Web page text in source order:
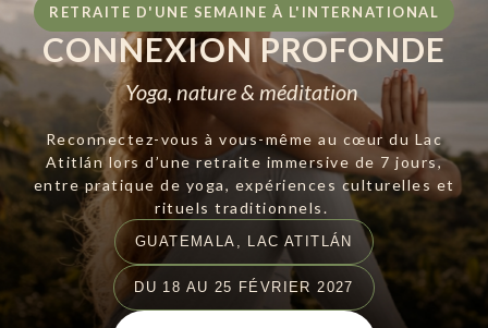
RETRAITE D'UNE SEMAINE À L'INTERNATIONAL
CONNEXION PROFONDE
Yoga, nature & méditation
Reconnectez-vous à vous-même au cœur du Lac
Atitlán lors d’une retraite immersive de 7 jours,
entre pratique de yoga, expériences culturelles et
rituels traditionnels.
GUATEMALA, LAC ATITLÁN
DU 18 AU 25 FÉVRIER 2027